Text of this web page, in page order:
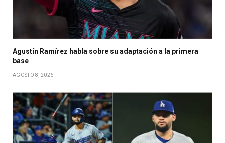
Agustín Ramírez habla sobre su adaptación a la primera
base
AGOSTO 8, 2026